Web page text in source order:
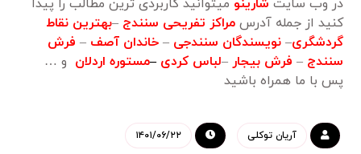
در وب سایت شارینو میتوانید کاربردی ترین مطالب را پیدا
کنید از جمله آدرسمراکز تفریحی سنندج –بهترین نقاط
گردشگری–نویسندگان سنندجی –خاندان آصف – فرش
سنندج – فرش بیجار –لباس کردی –مستوره اردلان و …
پس با ما همراه باشید
آریان توکلی ۱۴۰۱/۰۶/۲۲